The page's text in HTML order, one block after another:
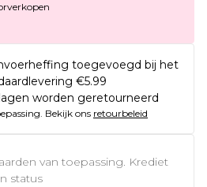
toegevoegd bij het
€5.99
worden geretourneerd
Bekijk ons retourbeleid
van toepassing. Krediet
status